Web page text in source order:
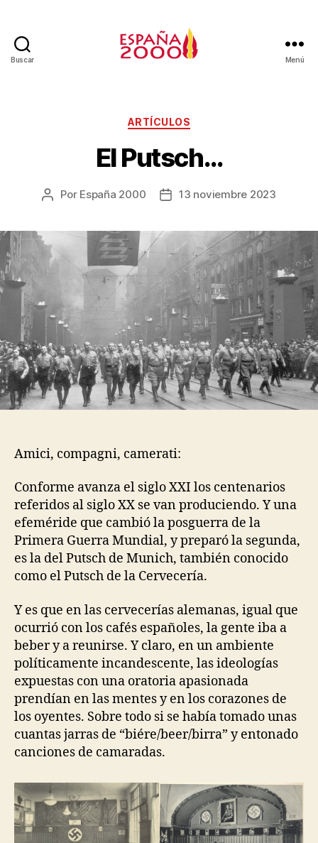
Buscar Menú
ARTÍCULOS
El Putsch…
Por España 2000 13 noviembre 2023
Amici, compagni, camerati:
Conforme avanza el siglo XXI los centenarios
referidos al siglo XX se van produciendo. Y una
efeméride que cambió la posguerra de la
Primera Guerra Mundial, y preparó la segunda,
es la del Putsch de Munich, también conocido
como el Putsch de la Cervecería.
Y es que en las cervecerías alemanas, igual que
ocurrió con los cafés españoles, la gente iba a
beber y a reunirse. Y claro, en un ambiente
políticamente incandescente, las ideologías
expuestas con una oratoria apasionada
prendían en las mentes y en los corazones de
los oyentes. Sobre todo si se había tomado unas
cuantas jarras de “biére/beer/birra” y entonado
canciones de camaradas.